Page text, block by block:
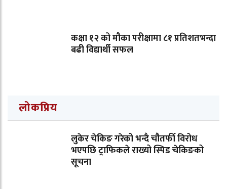
कक्षा १२ को मौका परीक्षामा ८१ प्रतिशतभन्दा
बढी विद्यार्थी सफल
लोकप्रिय
लुकेर चेकिङ गरेको भन्दै चौतर्फी विरोध
भएपछि ट्राफिकले राख्यो स्पिड चेकिङको
सूचना